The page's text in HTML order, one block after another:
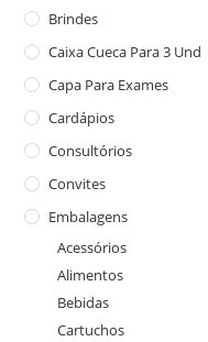
Brindes
Caixa Cueca Para 3 Und
Capa Para Exames
Cardápios
Consultórios
Convites
Embalagens
Acessórios
Alimentos
Bebidas
Cartuchos